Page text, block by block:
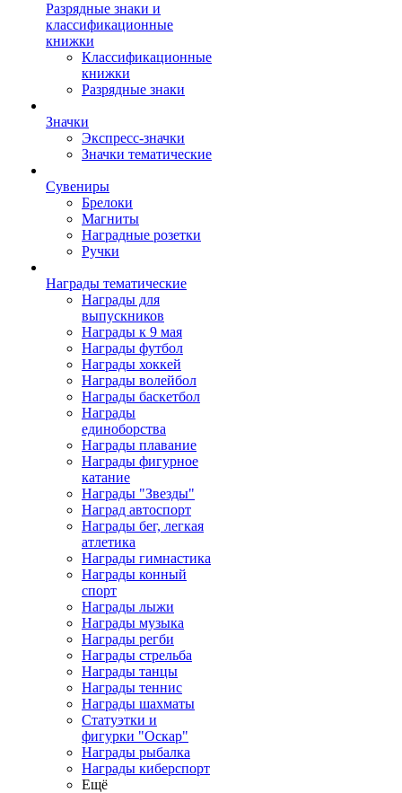
Разрядные знаки и
классификационные
книжки
Классификационные
книжки
Разрядные знаки
Значки
Экспресс-значки
Значки тематические
Сувениры
Брелоки
Магниты
Наградные розетки
Ручки
Награды тематические
Награды для
выпускников
Награды к 9 мая
Награды футбол
Награды хоккей
Награды волейбол
Награды баскетбол
Награды
единоборства
Награды плавание
Награды фигурное
катание
Награды "Звезды"
Наград автоспорт
Награды бег, легкая
атлетика
Награды гимнастика
Награды конный
спорт
Награды лыжи
Награды музыка
Награды регби
Награды стрельба
Награды танцы
Награды теннис
Награды шахматы
Статуэтки и
фигурки "Оскар"
Награды рыбалка
Награды киберспорт
Ещё